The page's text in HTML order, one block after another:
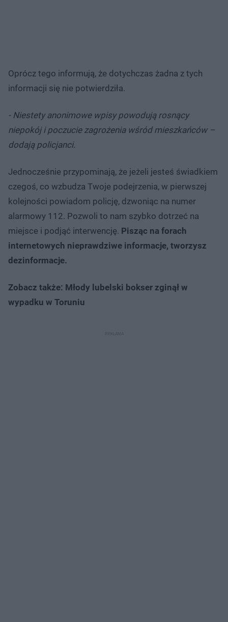
Oprócz tego informują, że dotychczas żadna z tych
informacji się nie potwierdziła.
- Niestety anonimowe wpisy powodują rosnący
niepokój i poczucie zagrożenia wśród mieszkańców –
dodają policjanci.
Jednocześnie przypominają, że jeżeli jesteś świadkiem
czegoś, co wzbudza Twoje podejrzenia, w pierwszej
kolejności powiadom policję, dzwoniąc na numer
alarmowy 112. Pozwoli to nam szybko dotrzeć na
miejsce i podjąć interwencję. Pisząc na forach
internetowych nieprawdziwe informacje, tworzysz
dezinformacje.
Zobacz także: Młody lubelski bokser zginął w
wypadku w Toruniu